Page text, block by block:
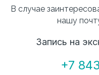
В случае
нашу
Запись на
+7